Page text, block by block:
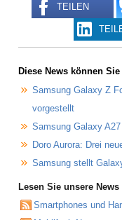
TEILEN
Diese News können
Samsung Galaxy Z
vorgestellt
Samsung Galaxy
Doro Aurora: Drei
Samsung stellt
Lesen Sie unsere News
Smartphones und